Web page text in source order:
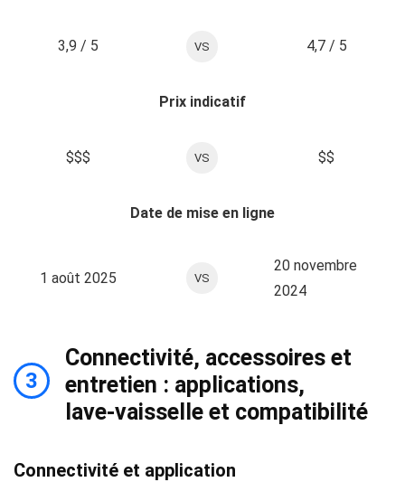
3,9 / 5 VS 4,7 / 5
Prix indicatif
$$$ VS $$
Date de mise en ligne
1 août 2025 VS
20 novembre
2024
3
Connectivité, accessoires et
entretien : applications,
lave‑vaisselle et compatibilité
Connectivité et application